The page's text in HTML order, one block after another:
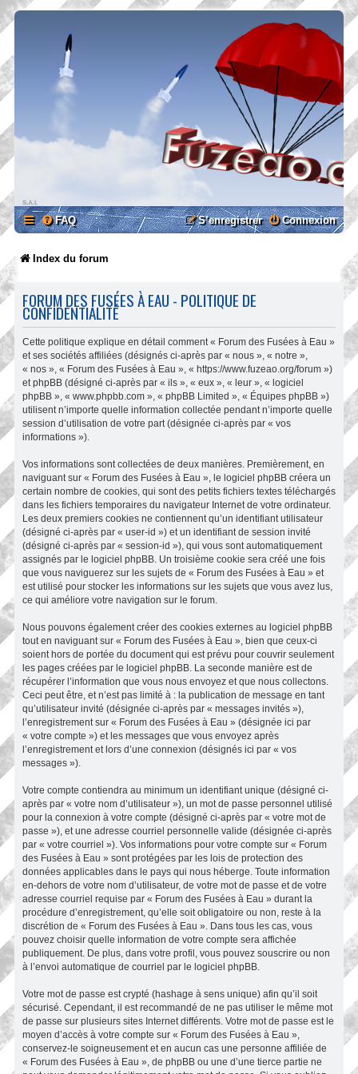
FAQ Connexion
S’enregistrer
Index du forum
FORUM DES FUSÉES À EAU - POLITIQUE DE
CONFIDENTIALITÉ
Cette politique explique en détail comment « Forum des Fusées à Eau »
et ses sociétés affiliées (désignés ci-après par « nous », « notre »,
« nos », « Forum des Fusées à Eau », « https://www.fuzeao.org/forum »)
et phpBB (désigné ci-après par « ils », « eux », « leur », « logiciel
phpBB », « www.phpbb.com », « phpBB Limited », « Équipes phpBB »)
utilisent n’importe quelle information collectée pendant n’importe quelle
session d’utilisation de votre part (désignée ci-après par « vos
informations »).
Vos informations sont collectées de deux manières. Premièrement, en
naviguant sur « Forum des Fusées à Eau », le logiciel phpBB créera un
certain nombre de cookies, qui sont des petits fichiers textes téléchargés
dans les fichiers temporaires du navigateur Internet de votre ordinateur.
Les deux premiers cookies ne contiennent qu’un identifiant utilisateur
(désigné ci-après par « user-id ») et un identifiant de session invité
(désigné ci-après par « session-id »), qui vous sont automatiquement
assignés par le logiciel phpBB. Un troisième cookie sera créé une fois
que vous naviguerez sur les sujets de « Forum des Fusées à Eau » et
est utilisé pour stocker les informations sur les sujets que vous avez lus,
ce qui améliore votre navigation sur le forum.
Nous pouvons également créer des cookies externes au logiciel phpBB
tout en naviguant sur « Forum des Fusées à Eau », bien que ceux-ci
soient hors de portée du document qui est prévu pour couvrir seulement
les pages créées par le logiciel phpBB. La seconde manière est de
récupérer l’information que vous nous envoyez et que nous collectons.
Ceci peut être, et n’est pas limité à : la publication de message en tant
qu’utilisateur invité (désignée ci-après par « messages invités »),
l’enregistrement sur « Forum des Fusées à Eau » (désignée ici par
« votre compte ») et les messages que vous envoyez après
l’enregistrement et lors d’une connexion (désignés ici par « vos
messages »).
Votre compte contiendra au minimum un identifiant unique (désigné ci-
après par « votre nom d’utilisateur »), un mot de passe personnel utilisé
pour la connexion à votre compte (désigné ci-après par « votre mot de
passe »), et une adresse courriel personnelle valide (désignée ci-après
par « votre courriel »). Vos informations pour votre compte sur « Forum
des Fusées à Eau » sont protégées par les lois de protection des
données applicables dans le pays qui nous héberge. Toute information
en-dehors de votre nom d’utilisateur, de votre mot de passe et de votre
adresse courriel requise par « Forum des Fusées à Eau » durant la
procédure d’enregistrement, qu’elle soit obligatoire ou non, reste à la
discrétion de « Forum des Fusées à Eau ». Dans tous les cas, vous
pouvez choisir quelle information de votre compte sera affichée
publiquement. De plus, dans votre profil, vous pouvez souscrire ou non
à l’envoi automatique de courriel par le logiciel phpBB.
Votre mot de passe est crypté (hashage à sens unique) afin qu’il soit
sécurisé. Cependant, il est recommandé de ne pas utiliser le même mot
de passe sur plusieurs sites Internet différents. Votre mot de passe est le
moyen d’accès à votre compte sur « Forum des Fusées à Eau »,
conservez-le soigneusement et en aucun cas une personne affiliée de
« Forum des Fusées à Eau », de phpBB ou une d’une tierce partie ne